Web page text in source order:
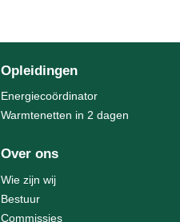
Opleidingen
Energiecoördinator
Warmtenetten in 2 dagen
Over ons
Wie zijn wij
Bestuur
Commissies